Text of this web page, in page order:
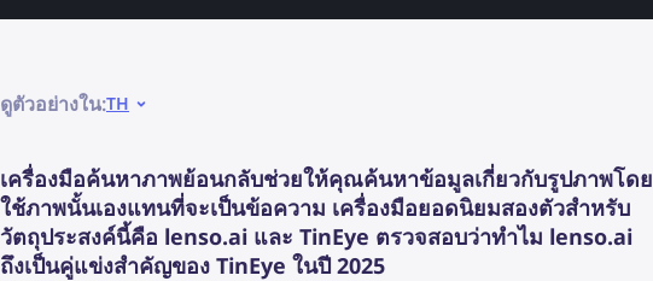
ดูตัวอย่างใน:TH
เครื่องมือค้นหาภาพย้อนกลับช่วยให้คุณค้นหาข้อมูลเกี่ยวกับรูปภาพโดย
ใช้ภาพนั้นเองแทนที่จะเป็นข้อความ เครื่องมือยอดนิยมสองตัวสำหรับ
วัตถุประสงค์นี้คือ lenso.ai และ TinEye ตรวจสอบว่าทำไม lenso.ai
ถึงเป็นคู่แข่งสำคัญของ TinEye ในปี 2025